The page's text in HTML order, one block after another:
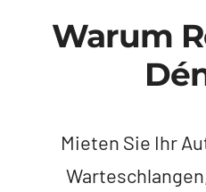
Warum
Mieten Sie Ihr